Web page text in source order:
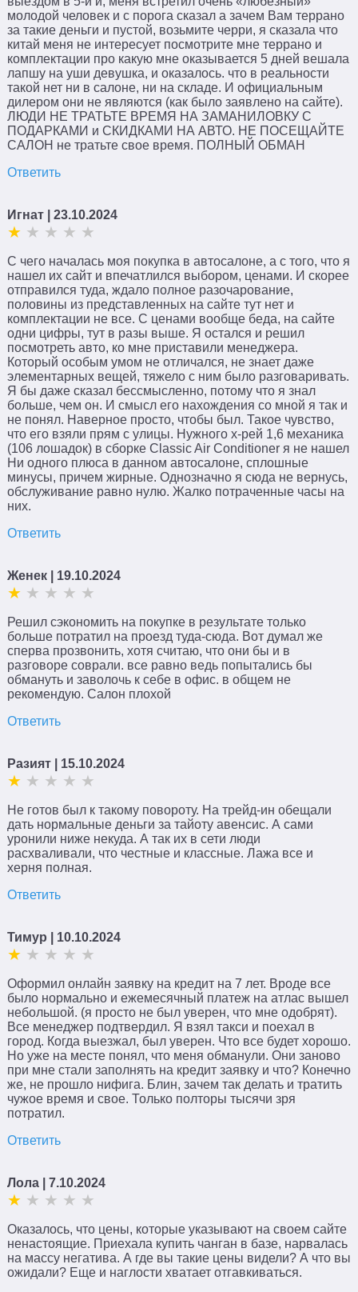
молодой человек и с порога сказал а зачем Вам террано
за такие деньги и пустой, возьмите черри, я сказала что
китай меня не интересует посмотрите мне террано и
комплектации про какую мне оказывается 5 дней вешала
лапшу на уши девушка, и оказалось. что в реальности
такой нет ни в салоне, ни на складе. И официальным
дилером они не являются (как было заявлено на сайте).
ЛЮДИ НЕ ТРАТЬТЕ ВРЕМЯ НА ЗАМАНИЛОВКУ С
ПОДАРКАМИ и СКИДКАМИ НА АВТО. НЕ ПОСЕЩАЙТЕ
САЛОН не тратьте свое время. ПОЛНЫЙ ОБМАН
Ответить
Игнат | 23.10.2024
С чего началась моя покупка в автосалоне, а с того, что я
нашел их сайт и впечатлился выбором, ценами. И скорее
отправился туда, ждало полное разочарование,
половины из представленных на сайте тут нет и
комплектации не все. С ценами вообще беда, на сайте
одни цифры, тут в разы выше. Я остался и решил
посмотреть авто, ко мне приставили менеджера.
Который особым умом не отличался, не знает даже
элементарных вещей, тяжело с ним было разговаривать.
Я бы даже сказал бессмысленно, потому что я знал
больше, чем он. И смысл его нахождения со мной я так и
не понял. Наверное просто, чтобы был. Такое чувство,
что его взяли прям с улицы. Нужного х-рей 1,6 механика
(106 лошадок) в сборке Classic Air Conditioner я не нашел
Ни одного плюса в данном автосалоне, сплошные
минусы, причем жирные. Однозначно я сюда не вернусь,
обслуживание равно нулю. Жалко потраченные часы на
них.
Ответить
Женек | 19.10.2024
Решил сэкономить на покупке в результате только
больше потратил на проезд туда-сюда. Вот думал же
сперва прозвонить, хотя считаю, что они бы и в
разговоре соврали. все равно ведь попытались бы
обмануть и заволочь к себе в офис. в общем не
рекомендую. Салон плохой
Ответить
Разият | 15.10.2024
Не готов был к такому повороту. На трейд-ин обещали
дать нормальные деньги за тайоту авенсис. А сами
уронили ниже некуда. А так их в сети люди
расхваливали, что честные и классные. Лажа все и
херня полная.
Ответить
Тимур | 10.10.2024
Оформил онлайн заявку на кредит на 7 лет. Вроде все
было нормально и ежемесячный платеж на атлас вышел
небольшой. (я просто не был уверен, что мне одобрят).
Все менеджер подтвердил. Я взял такси и поехал в
город. Когда выезжал, был уверен. Что все будет хорошо.
Но уже на месте понял, что меня обманули. Они заново
при мне стали заполнять на кредит заявку и что? Конечно
же, не прошло нифига. Блин, зачем так делать и тратить
чужое время и свое. Только полторы тысячи зря
потратил.
Ответить
Лола | 7.10.2024
Оказалось, что цены, которые указывают на своем сайте
ненастоящие. Приехала купить чанган в базе, нарвалась
на массу негатива. А где вы такие цены видели? А что вы
ожидали? Еще и наглости хватает отгавкиваться.